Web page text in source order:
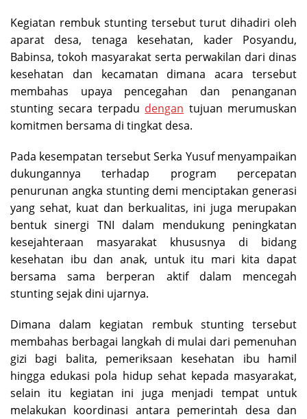
Kegiatan rembuk stunting tersebut turut dihadiri oleh
aparat desa, tenaga kesehatan, kader Posyandu,
Babinsa, tokoh masyarakat serta perwakilan dari dinas
kesehatan dan kecamatan dimana acara tersebut
membahas upaya pencegahan dan penanganan
stunting secara terpadu dengan tujuan merumuskan
komitmen bersama di tingkat desa.
Pada kesempatan tersebut Serka Yusuf menyampaikan
dukungannya terhadap program percepatan
penurunan angka stunting demi menciptakan generasi
yang sehat, kuat dan berkualitas, ini juga merupakan
bentuk sinergi TNI dalam mendukung peningkatan
kesejahteraan masyarakat khususnya di bidang
kesehatan ibu dan anak, untuk itu mari kita dapat
bersama sama berperan aktif dalam mencegah
stunting sejak dini ujarnya.
Dimana dalam kegiatan rembuk stunting tersebut
membahas berbagai langkah di mulai dari pemenuhan
gizi bagi balita, pemeriksaan kesehatan ibu hamil
hingga edukasi pola hidup sehat kepada masyarakat,
selain itu kegiatan ini juga menjadi tempat untuk
melakukan koordinasi antara pemerintah desa dan